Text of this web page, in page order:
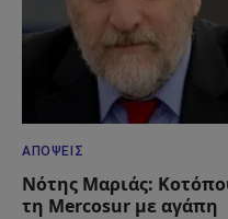
ΑΠΌΨΕΙΣ
Νότης Μαριάς:
τη Mercosur με αγάπη